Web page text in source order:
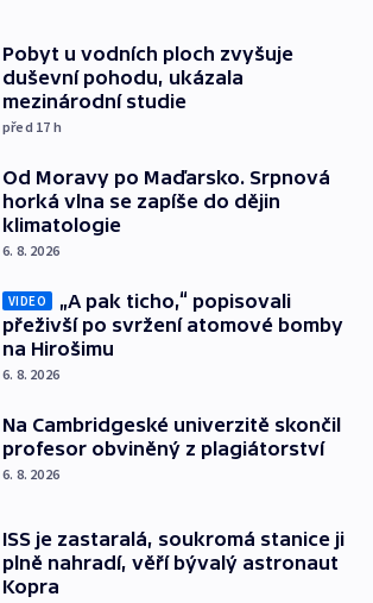
Pobyt u vodních ploch zvyšuje
duševní pohodu, ukázala
mezinárodní studie
před 17 h
Od Moravy po Maďarsko. Srpnová
horká vlna se zapíše do dějin
klimatologie
6. 8. 2026
VIDEO
„A pak ticho,“ popisovali
přeživší po svržení atomové bomby
na Hirošimu
6. 8. 2026
Na Cambridgeské univerzitě skončil
profesor obviněný z plagiátorství
6. 8. 2026
ISS je zastaralá, soukromá stanice ji
plně nahradí, věří bývalý astronaut
Kopra